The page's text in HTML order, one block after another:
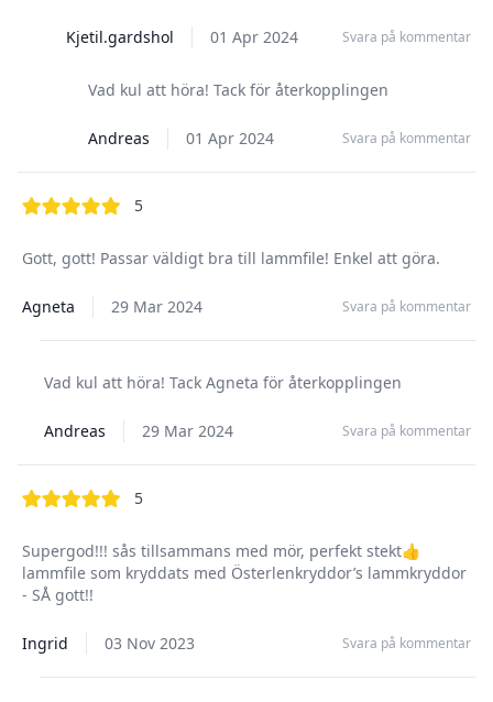
Kjetil.gardshol 01 Apr 2024 Svara på kommentar
Vad kul att höra! Tack för återkopplingen
Andreas 01 Apr 2024 Svara på kommentar
5out of 5 stars
Gott, gott! Passar väldigt bra till lammfile! Enkel att göra.
Agneta 29 Mar 2024 Svara på kommentar
Vad kul att höra! Tack Agneta för återkopplingen
Andreas 29 Mar 2024 Svara på kommentar
5out of 5 stars
Supergod!!! sås tillsammans med mör, perfekt stekt👍
lammfile som kryddats med Österlenkryddor’s lammkryddor
- SÅ gott!!
Ingrid 03 Nov 2023 Svara på kommentar